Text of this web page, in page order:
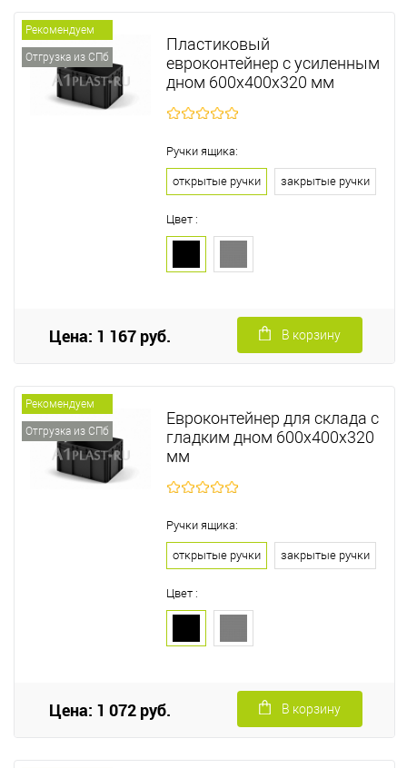
Рекомендуем
Отгрузка из СПб
Пластиковый
евроконтейнер с усиленным
дном 600х400х320 мм
Ручки ящика:
открытые ручки закрытые ручки
Цвет :
Цена: 1 167 руб. В корзину
Рекомендуем
Отгрузка из СПб
Евроконтейнер для склада с
гладким дном 600х400х320
мм
Ручки ящика:
открытые ручки закрытые ручки
Цвет :
Цена: 1 072 руб. В корзину